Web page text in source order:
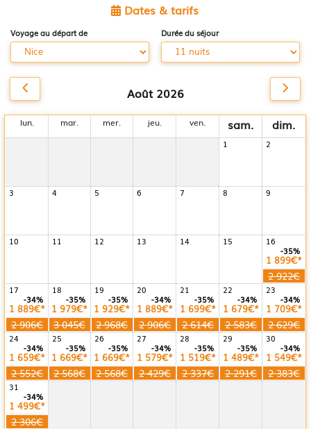
Dates & tarifs
Voyage au départ de Durée du séjour
Août 2026
lun. mar. mer. jeu. ven. sam. dim.
1 2
3 4 5 6 7 8 9
10 11 12 13 14 15
16
-35%
1 899€*
2 922€
17 18 19 20 21 22
23
-34%
1 889€*
2 906€
-35%
1 979€*
3 045€
-35%
1 929€*
2 968€
-34%
1 889€*
2 906€
-35%
1 699€*
2 614€
-34%
1 679€*
2 583€
-34%
1 709€*
2 629€
24 25 26 27 28 29
30
-34%
1 659€*
2 552€
-35%
1 669€*
2 568€
-35%
1 669€*
2 568€
-34%
1 579€*
2 429€
-35%
1 519€*
2 337€
-35%
1 489€*
2 291€
-34%
1 549€*
2 383€
31
-34%
1 499€*
2 306€